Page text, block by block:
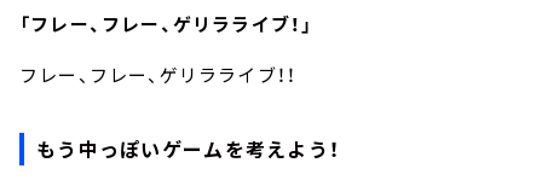
「フレー、フレー、ゲリラライブ！」
フレー、フレー、ゲリラライブ！！
もう中っぽいゲームを考えよう！